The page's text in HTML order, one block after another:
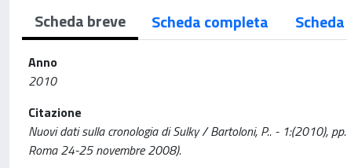
Scheda breve Scheda completa
Anno
2010
Citazione
Nuovi dati sulla cronologia di Sulky / Bartoloni, P.. - 1:(2010),
Roma 24-25 novembre 2008).